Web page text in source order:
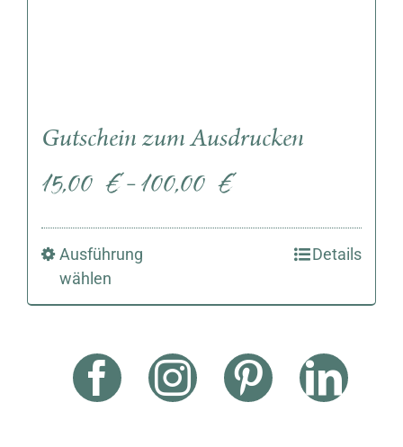
Gutschein zum Ausdrucken
15,00€ – 100,00€
Ausführung
wählen
Details